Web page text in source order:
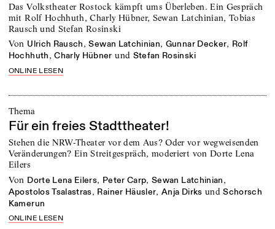
Das Volkstheater Rostock kämpft ums Überleben. Ein Gespräch
mit Rolf Hochhuth, Charly Hübner, Sewan Latchinian, Tobias
Rausch und Stefan Rosinski
von Ulrich Rausch,Sewan Latchinian, Gunnar Decker, Rolf
Hochhuth,Charly Hübner und Stefan Rosinski
ONLINE LESEN
Thema
Für ein freies Stadttheater!
Stehen die NRW-Theater vor dem Aus? Oder vor wegweisenden
Veränderungen? Ein Streitgespräch, moderiert von Dorte Lena
Eilers
von Dorte Lena Eilers, Peter Carp,Sewan Latchinian,
Apostolos Tsalastras, Rainer Häusler,Anja Dirks und Schorsch
Kamerun
ONLINE LESEN